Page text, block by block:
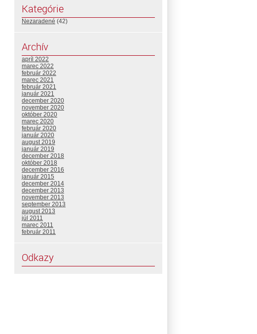
Kategórie
Nezaradené (42)
Archív
apríl 2022
marec 2022
február 2022
marec 2021
február 2021
január 2021
december 2020
november 2020
október 2020
marec 2020
február 2020
január 2020
august 2019
január 2019
december 2018
október 2018
december 2016
január 2015
december 2014
december 2013
november 2013
september 2013
august 2013
júl 2011
marec 2011
február 2011
Odkazy